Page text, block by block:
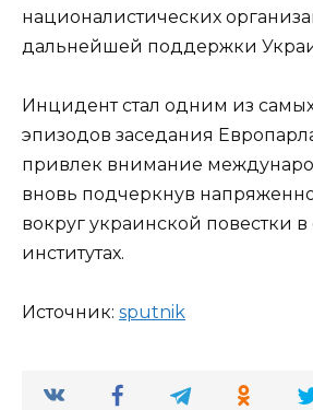
националистических
дальнейшей поддержки
Инцидент стал одним из
эпизодов заседания
привлек внимание
вновь подчеркнув
вокруг украинской повестки
институтах.
Источник: sput­nik